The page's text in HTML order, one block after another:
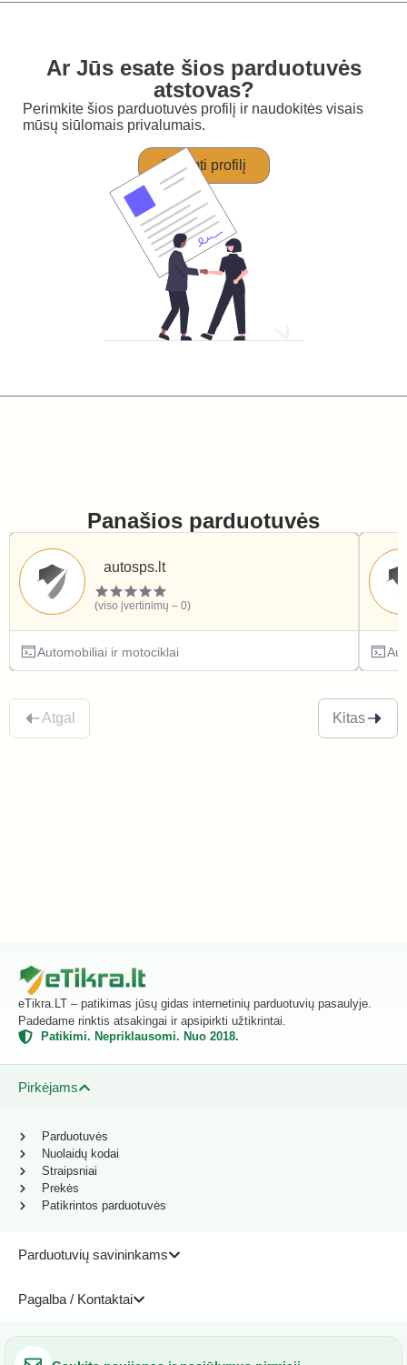
Ar Jūs esate šios parduotuvės
atstovas?
Perimkite šios parduotuvės profilį ir naudokitės visais
mūsų siūlomais privalumais.
Perimti profilį
Panašios parduotuvės
autosps.lt
(viso įvertinimų – 0)
Automobiliai ir motociklai
Atgal Kitas
eTikra.LT – patikimas jūsų gidas internetinių parduotuvių pasaulyje.
Padedame rinktis atsakingai ir apsipirkti užtikrintai.
Patikimi. Nepriklausomi. Nuo 2018.
Pirkėjams
Parduotuvių savininkams
Pagalba / Kontaktai
Parduotuvės
Nuolaidų kodai
Straipsniai
Prekės
Patikrintos parduotuvės